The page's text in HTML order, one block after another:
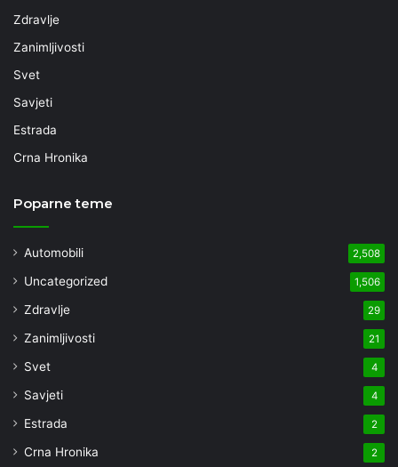
Zdravlje
Zanimljivosti
Svet
Savjeti
Estrada
Crna Hronika
Poparne teme
Automobili 2,508
Uncategorized 1,506
Zdravlje 29
Zanimljivosti 21
Svet 4
Savjeti 4
Estrada 2
Crna Hronika 2